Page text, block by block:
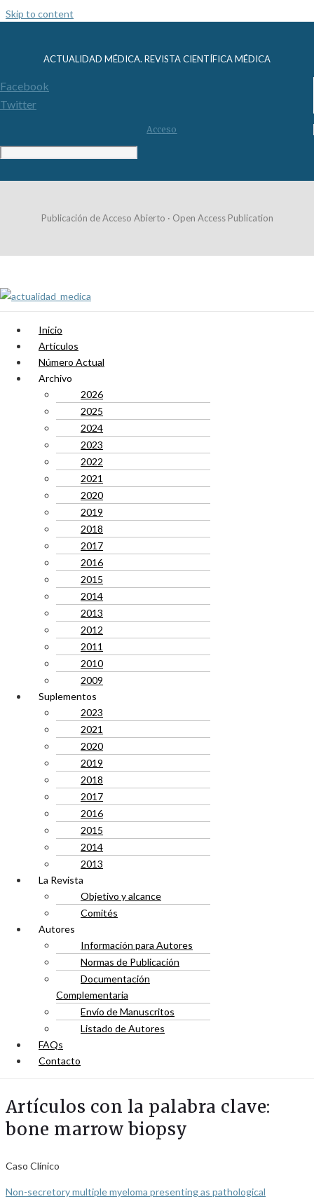
Skip to content
ACTUALIDAD MÉDICA. REVISTA CIENTÍFICA MÉDICA
Facebook
Twitter
Acceso
Publicación de Acceso Abierto · Open Access Publication
Inicio
Artículos
Número Actual
Archivo
2026
2025
2024
2023
2022
2021
2020
2019
2018
2017
2016
2015
2014
2013
2012
2011
2010
2009
Suplementos
2023
2021
2020
2019
2018
2017
2016
2015
2014
2013
La Revista
Objetivo y alcance
Comités
Autores
Información para Autores
Normas de Publicación
Documentación
Complementaria
Envío de Manuscritos
Listado de Autores
FAQs
Contacto
Artículos con la palabra clave:
bone marrow biopsy
Caso Clínico
Non-secretory multiple myeloma presenting as pathological